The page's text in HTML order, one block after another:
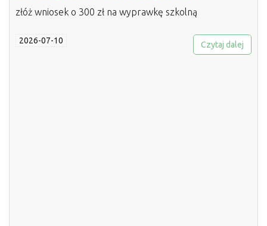
złóż wniosek o 300 zł na wyprawkę szkolną
2026-07-10 Czytaj dalej